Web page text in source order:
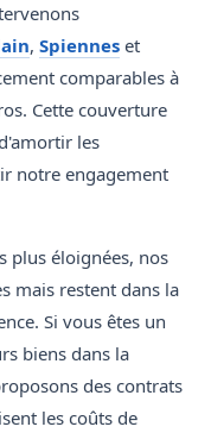
, Spiennes et
comparables à
Cette couverture
les
notre engagement
plus éloignées, nos
mais restent dans la
Si vous êtes un
biens dans la
des contrats
les coûts de